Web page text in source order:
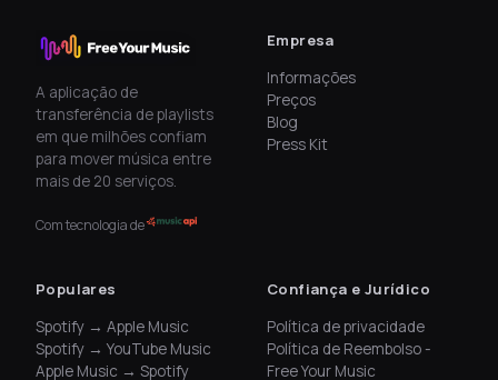
A aplicação de
transferência de playlists
em que milhões confiam
para mover música entre
mais de 20 serviços.
Com tecnologia de
Empresa
Informações
Preços
Blog
Press Kit
Populares
Spotify → Apple Music
Spotify → YouTube Music
Apple Music → Spotify
Confiança e Jurídico
Política de privacidade
Política de Reembolso -
Free Your Music